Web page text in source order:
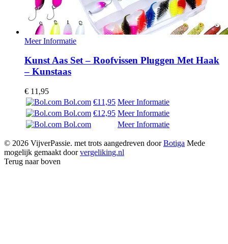
Meer Informatie
Kunst Aas Set – Roofvissen Pluggen Met Haak
– Kunstaas
€ 11,95
Bol.com €11,95 Meer Informatie
Bol.com €12,95 Meer Informatie
Bol.com
Meer Informatie
© 2026 VijverPassie. met trots aangedreven doorBotiga Mede
mogelijk gemaakt doorvergeliking.nl
Terug naar boven